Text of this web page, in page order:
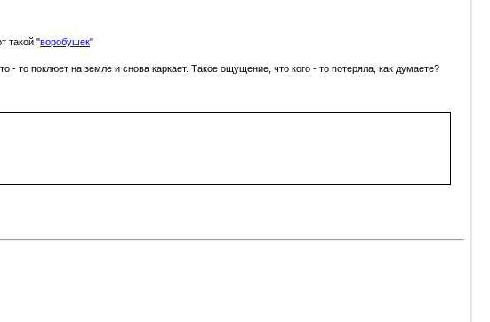
такой "воробушек"
то поклюет на земле и снова каркает. Такое ощущение, что кого - то потеряла, как думаете?